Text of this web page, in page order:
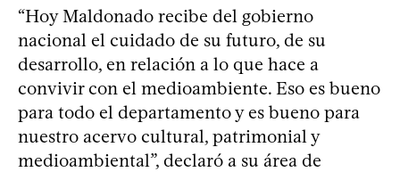
“Hoy Maldonado recibe del gobierno
nacional el cuidado de su futuro, de su
desarrollo, en relación a lo que hace a
convivir con el medioambiente. Eso es bueno
para todo el departamento y es bueno para
nuestro acervo cultural, patrimonial y
medioambiental”, declaró a su área de